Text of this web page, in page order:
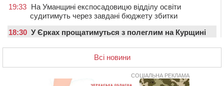
19:33 На Уманщині експосадовицю відділу освіти
судитимуть через завдані бюджету збитки
18:30 У Єрках прощатимуться з полеглим на Курщині
Апеляційний суд підтвердив стягнення майже 250
тис. грн шкоди за незаконний вилов риби
У Черкасах за ніч виявили 15 порушників
Всі новини
СОЦІАЛЬНА РЕКЛАМА